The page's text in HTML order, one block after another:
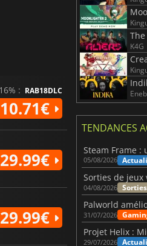
: RAB18DLC
10.71€
29.99€
29.99€
K4G
TENDANCES
05/08/2026
04/08/2026
Palworld
31/07/2026
Projet Helix :
29/07/2026